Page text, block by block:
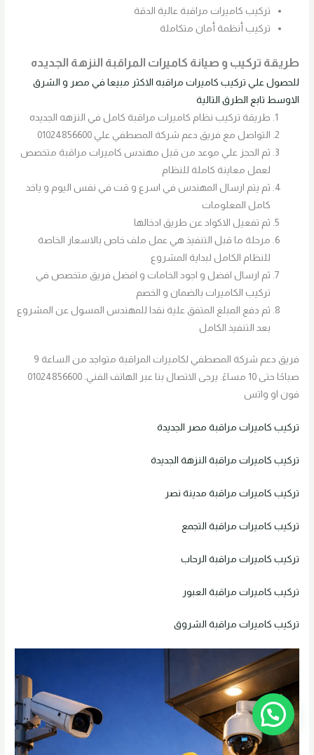
تركيب كاميرات مراقبة عالية الدقة
تركيب أنظمة أمان متكاملة
طريقة تركيب و صيانة كاميرات المراقبة النزهة الجديده
للحصول علي تركيب كاميرات مراقبه الاكثر مبيعا في مصر و الشرق
الاوسط تابع الطرق التالية
طريقة تركيب نظام كاميرات مراقبة كامل في النزهه الجديده
التواصل مع فريق دعم شركة المصطفي علي 01024856600
ثم الحجز علي موعد من قبل مهندس كاميرات مراقبة متخصص
لعمل معاينة كاملة للنظام
ثم يتم ارسال المهندس في اسرع و قت في نفس اليوم و ياخد
كامل المعلومات
ثم تفعيل الاكواد عن طريق ادخالها
مرحلة ما قبل التنفيذ هي عمل ملف خاص بالاسعار الخاصة
للنظام الكامل لبداية المشروع
ثم ارسال افضل و اجود الخامات و افضل فريق متخصص في
تركيب الكاميرات بالضمان و الخصم
ثم دفع المبلغ المتفق علية نقدا للمهندس المسول عن المشروع
بعد التنفيذ الكامل
فريق دعم شركة المصطفي لكاميرات المراقبة متواجد من الساعة 9
صباحًا حتى 10 مساءً. يرجى الاتصال بنا عبر الهاتف الفني. 01024856600
فون او واتس
تركيب كاميرات مراقبة مصر الجديدة
تركيب كاميرات مراقبة النزهة الجديدة
تركيب كاميرات مراقبة مدينة نصر
تركيب كاميرات مراقبة التجمع
تركيب كاميرات مراقبة الرحاب
تركيب كاميرات مراقبة العبور
تركيب كاميرات مراقبة الشروق